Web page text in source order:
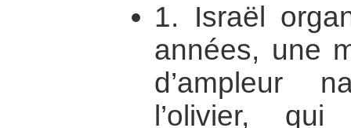
1. Israël
années, une
d’ampleur
l’olivier,